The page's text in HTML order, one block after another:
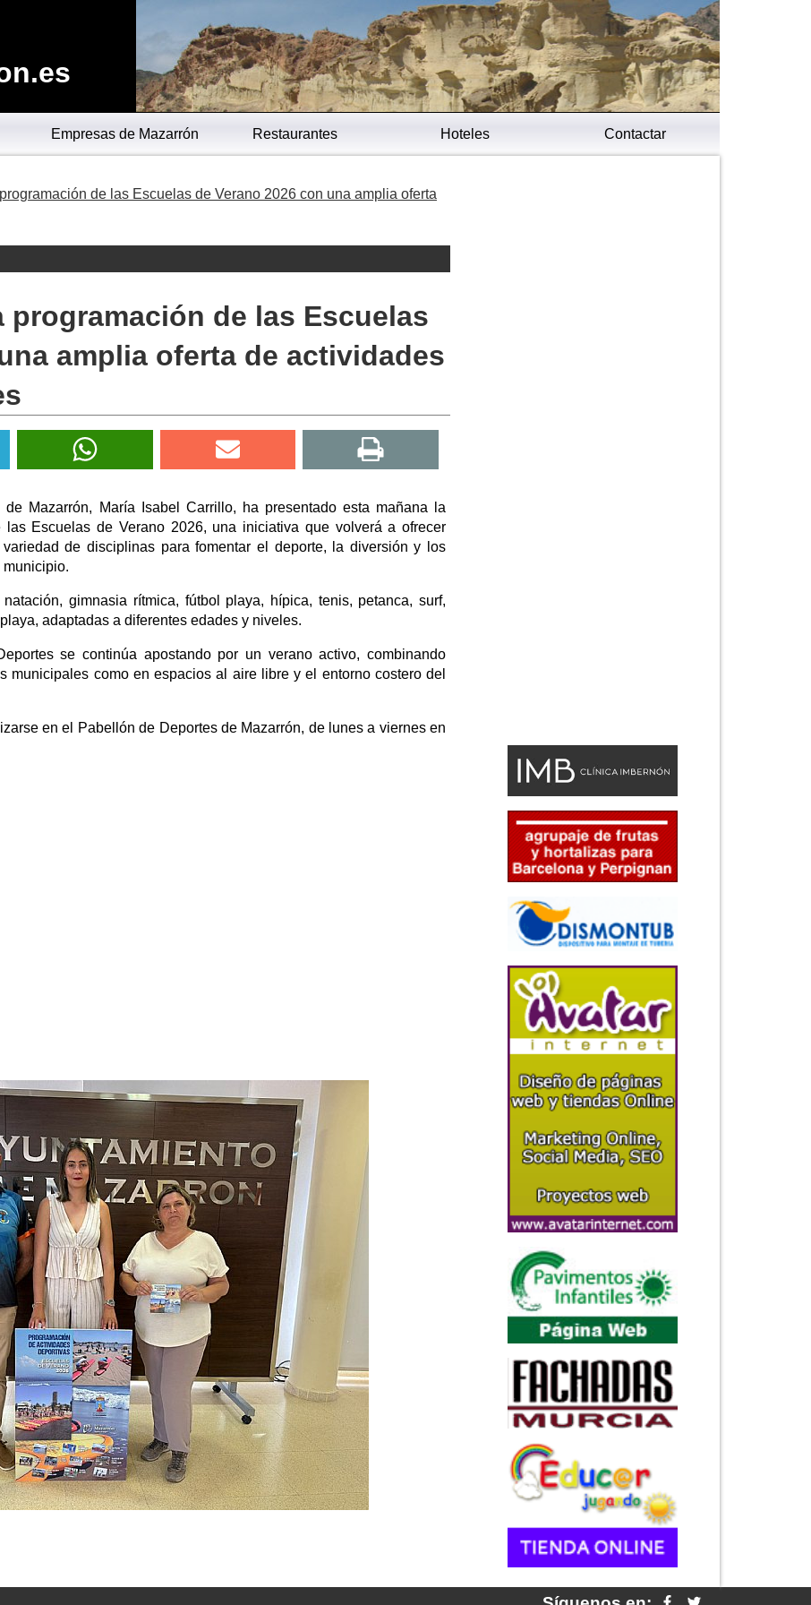
Empresas de Mazarrón Restaurantes Hoteles Contactar
de las Escuelas de Verano 2026 con una amplia oferta
programación de las Escuelas
amplia oferta de actividades
Mazarrón, María Isabel Carrillo, ha presentado esta mañana la
las Escuelas de Verano 2026, una iniciativa que volverá a ofrecer
de disciplinas para fomentar el deporte, la diversión y los
municipio.
gimnasia rítmica, fútbol playa, hípica, tenis, petanca, surf,
adaptadas a diferentes edades y niveles.
se continúa apostando por un verano activo, combinando
municipales como en espacios al aire libre y el entorno costero del
en el Pabellón de Deportes de Mazarrón, de lunes a viernes en